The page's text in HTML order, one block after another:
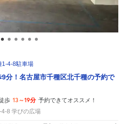
1-4-8駐車場
分！名古屋市千種区北千種の予約で
歩 13～19分 予約できてオススメ！
8 学びの広場